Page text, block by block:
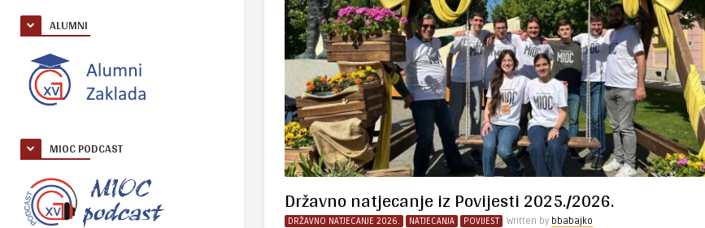
ALUMNI
MIOC PODCAST
Državno natjecanje iz Povijesti 2025./2026.
DRŽAVNO NATJECANJE 2026. NATJECANJA POVIJEST Written by bbabajko